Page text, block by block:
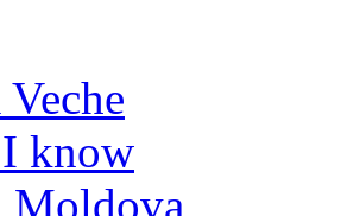
know
Moldova